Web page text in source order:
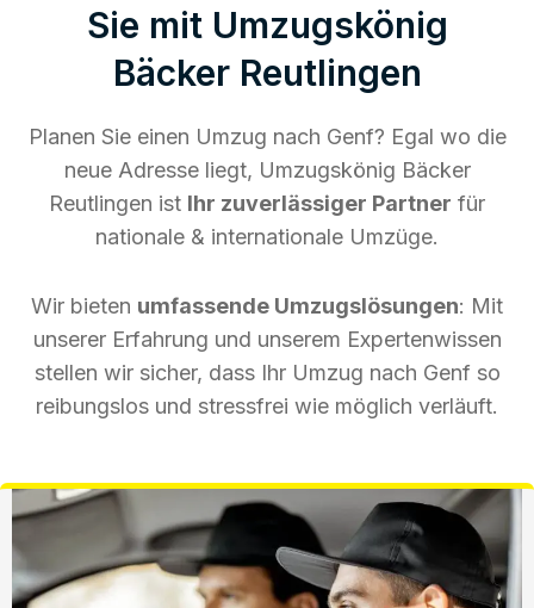
Sie mit Umzugskönig
Bäcker Reutlingen
Planen Sie einen Umzug nach Genf? Egal wo die
neue Adresse liegt, Umzugskönig Bäcker
Reutlingen ist Ihr zuverlässiger Partner für
nationale & internationale Umzüge.
Wir bieten umfassende Umzugslösungen: Mit
unserer Erfahrung und unserem Expertenwissen
stellen wir sicher, dass Ihr Umzug nach Genf so
reibungslos und stressfrei wie möglich verläuft.